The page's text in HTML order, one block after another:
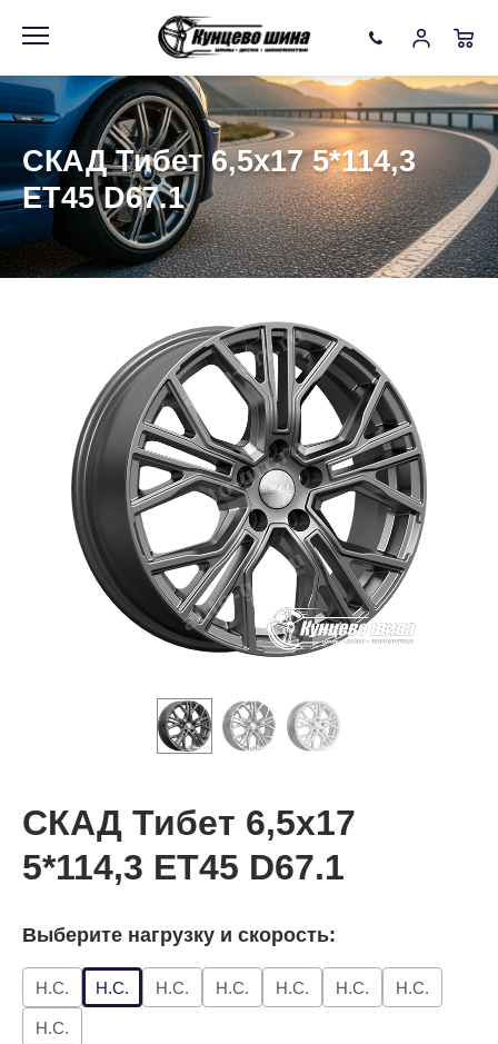
СКАД Тибет 6,5x17 5*114,3
ET45 D67.1
СКАД Тибет 6,5x17
5*114,3 ET45 D67.1
Выберите нагрузку и скорость:
Н.С. Н.С. Н.С. Н.С. Н.С. Н.С. Н.С.
Н.С.
Информация Фото товара